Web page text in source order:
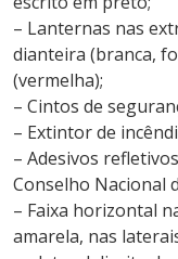
– Lanternas nas
dianteira (branca,
(vermelha);
– Cintos de
– Extintor de
– Adesivos
Conselho Nacional
– Faixa horizontal
amarela, nas